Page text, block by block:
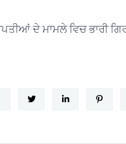
ਦੇ ਮਾਮਲੇ ਵਿਚ ਭਾਰੀ